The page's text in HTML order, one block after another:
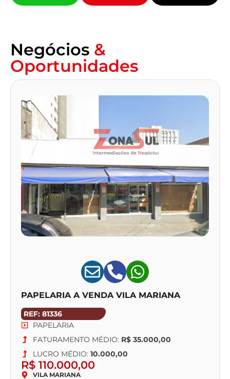
Negócios &
Oportunidades
PAPELARIA A VENDA VILA MARIANA
REF: 81336
PAPELARIA
FATURAMENTO MÉDIO: R$ 35.000,00
LUCRO MÉDIO: 10.000,00
R$ 110.000,00
VILA MARIANA